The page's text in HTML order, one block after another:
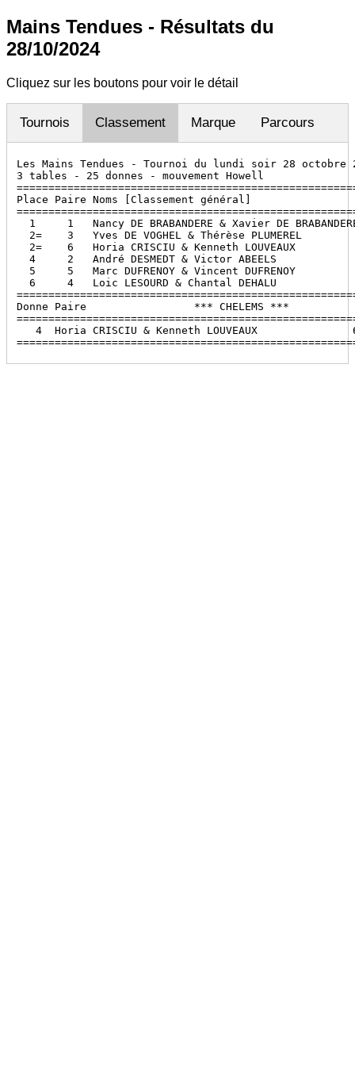
Mains Tendues - Résultats du
28/10/2024
Cliquez sur les boutons pour voir le détail
Tournois Classement Marque Parcours
Les Mains Tendues - Tournoi du lundi soir 28 octobre
3 tables - 25 donnes - mouvement Howell
Place Paire Noms [Classement général]
1     1   Nancy DE BRABANDERE & Xavier DE
2=    3   Yves DE VOGHEL & Thérèse PLUMEREL
2=    6   Horia CRISCIU & Kenneth LOUVEAUX
4     2   André DESMEDT & Victor ABEELS
5     5   Marc DUFRENOY & Vincent DUFRENOY
6     4   Loic LESOURD & Chantal DEHALU
Donne Paire                 *** CHELEMS ***
4  Horia CRISCIU & Kenneth LOUVEAUX